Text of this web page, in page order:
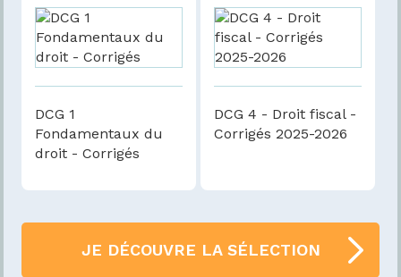
DCG 1
Fondamentaux du
droit - Corrigés
DCG 4 - Droit fiscal -
Corrigés 2025-2026
JE DÉCOUVRE LA SÉLECTION